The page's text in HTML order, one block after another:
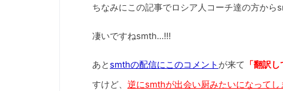
ちなみにこの記事でロシア人コーチ達の方から
凄いですねsmth...!!!
あと smthの配信にこのコメント が来て 「翻訳し
すけど、 逆にsmthが出会い厨みたいになってし